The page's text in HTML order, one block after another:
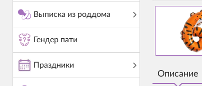
Выписка из роддома
Гендер пати
Праздники
Описание